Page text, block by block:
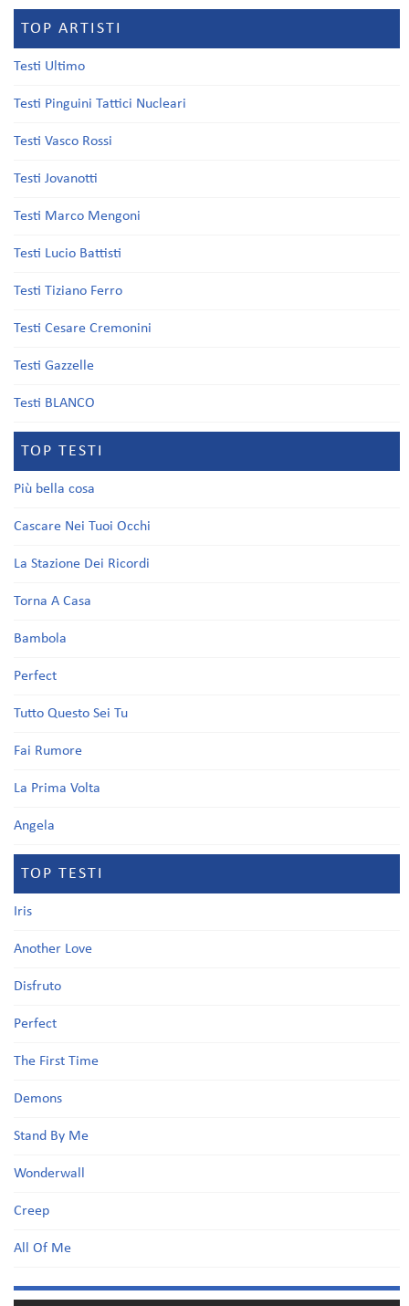
TOP ARTISTI
Testi Ultimo
Testi Pinguini Tattici Nucleari
Testi Vasco Rossi
Testi Jovanotti
Testi Marco Mengoni
Testi Lucio Battisti
Testi Tiziano Ferro
Testi Cesare Cremonini
Testi Gazzelle
Testi BLANCO
TOP TESTI
Più bella cosa
Cascare Nei Tuoi Occhi
La Stazione Dei Ricordi
Torna A Casa
Bambola
Perfect
Tutto Questo Sei Tu
Fai Rumore
La Prima Volta
Angela
TOP TESTI
Iris
Another Love
Disfruto
Perfect
The First Time
Demons
Stand By Me
Wonderwall
Creep
All Of Me